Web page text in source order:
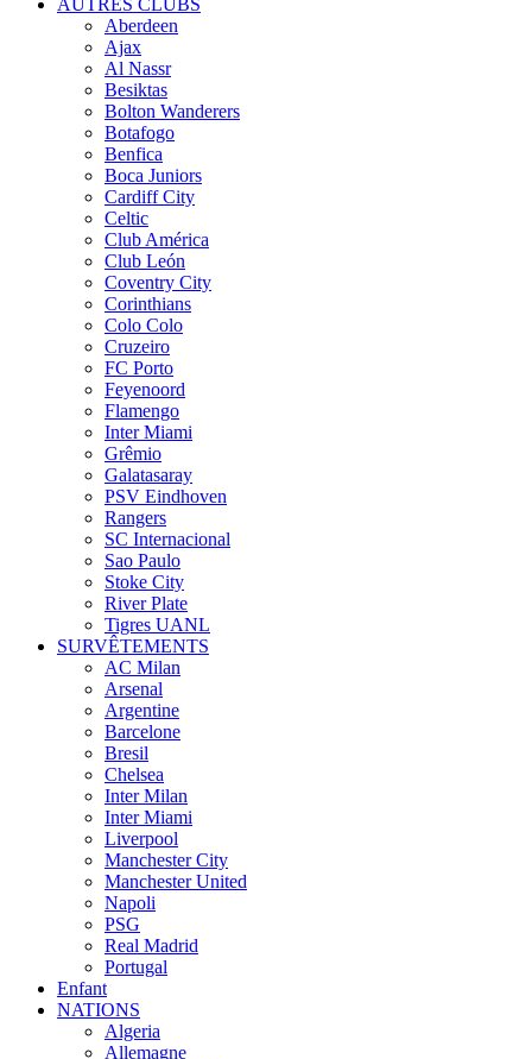
AUTRES CLUBS
Aberdeen
Ajax
Al Nassr
Besiktas
Bolton Wanderers
Botafogo
Benfica
Boca Juniors
Cardiff City
Celtic
Club América
Club León
Coventry City
Corinthians
Colo Colo
Cruzeiro
FC Porto
Feyenoord
Flamengo
Inter Miami
Grêmio
Galatasaray
PSV Eindhoven
Rangers
SC Internacional
Sao Paulo
Stoke City
River Plate
Tigres UANL
SURVÊTEMENTS
AC Milan
Arsenal
Argentine
Barcelone
Bresil
Chelsea
Inter Milan
Inter Miami
Liverpool
Manchester City
Manchester United
Napoli
PSG
Real Madrid
Portugal
Enfant
NATIONS
Algeria
Allemagne